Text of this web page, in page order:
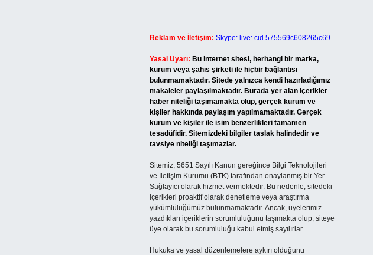
Reklam ve İletişim: Skype: live:.cid.575569c608265c69
Yasal Uyarı: Bu internet sitesi, herhangi bir marka,
kurum veya şahıs şirketi ile hiçbir bağlantısı
bulunmamaktadır. Sitede yalnızca kendi hazırladığımız
makaleler paylaşılmaktadır. Burada yer alan içerikler
haber niteliği taşımamakta olup, gerçek kurum ve
kişiler hakkında paylaşım yapılmamaktadır. Gerçek
kurum ve kişiler ile isim benzerlikleri tamamen
tesadüfidir. Sitemizdeki bilgiler taslak halindedir ve
tavsiye niteliği taşımazlar.
Sitemiz, 5651 Sayılı Kanun gereğince Bilgi Teknolojileri
ve İletişim Kurumu (BTK) tarafından onaylanmış bir Yer
Sağlayıcı olarak hizmet vermektedir. Bu nedenle, sitedeki
içerikleri proaktif olarak denetleme veya araştırma
yükümlülüğümüz bulunmamaktadır. Ancak, üyelerimiz
yazdıkları içeriklerin sorumluluğunu taşımakta olup, siteye
üye olarak bu sorumluluğu kabul etmiş sayılırlar.
Hukuka ve yasal düzenlemelere aykırı olduğunu